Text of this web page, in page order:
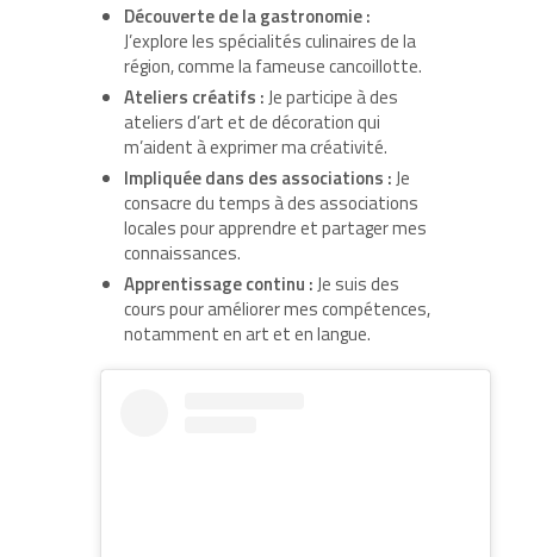
Découverte de la gastronomie :
J’explore les spécialités culinaires de la
région, comme la fameuse cancoillotte.
Ateliers créatifs :Je participe à des
ateliers d’art et de décoration qui
m’aident à exprimer ma créativité.
Impliquée dans des associations :Je
consacre du temps à des associations
locales pour apprendre et partager mes
connaissances.
Apprentissage continu :Je suis des
cours pour améliorer mes compétences,
notamment en art et en langue.